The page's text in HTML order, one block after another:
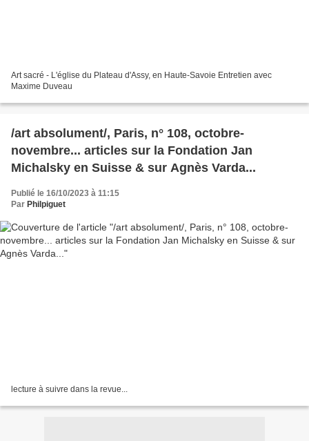
Art sacré - L'église du Plateau d'Assy, en Haute-Savoie Entretien avec
Maxime Duveau
/art absolument/, Paris, n° 108, octobre-
novembre... articles sur la Fondation Jan
Michalsky en Suisse & sur Agnès Varda...
Publié le 16/10/2023 à 11:15
Par Philpiguet
lecture à suivre dans la revue...